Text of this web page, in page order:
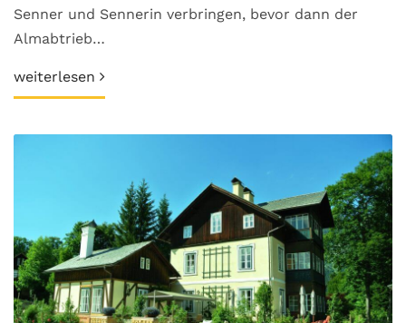
Senner und Sennerin verbringen, bevor dann der
Almabtrieb…
weiterlesen